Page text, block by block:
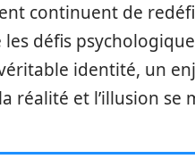
continuent de
défis
identité, un
réalité et l’illusion se